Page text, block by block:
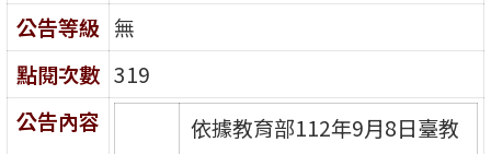
公告等級 無
點閱次數 319
公告內容
依據教育部112年9月8日臺教